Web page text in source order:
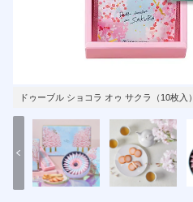
ドゥーブル ショコラ オゥ サクラ（10枚入）